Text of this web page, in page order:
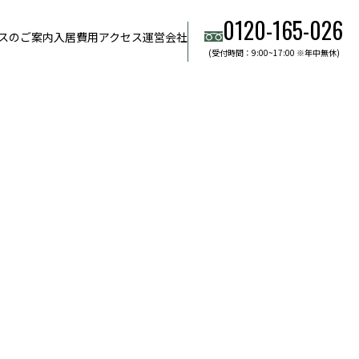
のご案内入居費用アクセス運営会社 0120-165-026
(受付時間：9:00~17:00 ※年中無休)